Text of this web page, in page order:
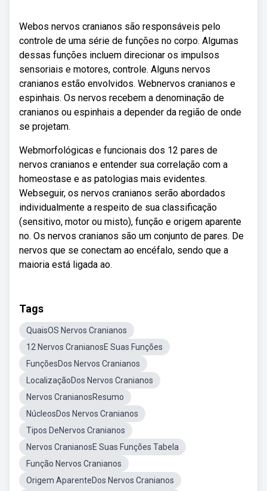
Webos nervos cranianos são responsáveis pelo
controle de uma série de funções no corpo. Algumas
dessas funções incluem direcionar os impulsos
sensoriais e motores, controle. Alguns nervos
cranianos estão envolvidos. Webnervos cranianos e
espinhais. Os nervos recebem a denominação de
cranianos ou espinhais a depender da região de onde
se projetam.
Webmorfológicas e funcionais dos 12 pares de
nervos cranianos e entender sua correlação com a
homeostase e as patologias mais evidentes.
Webseguir, os nervos cranianos serão abordados
individualmente a respeito de sua classificação
(sensitivo, motor ou misto), função e origem aparente
no. Os nervos cranianos são um conjunto de pares. De
nervos que se conectam ao encéfalo, sendo que a
maioria está ligada ao.
Tags
QuaisOS Nervos Cranianos
12 Nervos CranianosE Suas Funções
FunçõesDos Nervos Cranianos
LocalizaçãoDos Nervos Cranianos
Nervos CranianosResumo
NúcleosDos Nervos Cranianos
Tipos DeNervos Cranianos
Nervos CranianosE Suas Funções Tabela
Função Nervos Cranianos
Origem AparenteDos Nervos Cranianos